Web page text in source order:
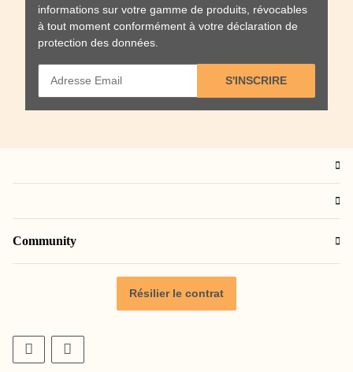
informations sur votre gamme de produits, révocables
à tout moment conformément à votre déclaration de
protection des données
S'INSCRIRE
Community
Résilier le contrat